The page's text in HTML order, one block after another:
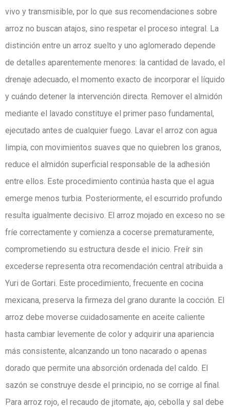
vivo y transmisible, por lo que sus recomendaciones sobre
arroz no buscan atajos, sino respetar el proceso integral. La
distinción entre un arroz suelto y uno aglomerado depende
de detalles aparentemente menores: la cantidad de lavado, el
drenaje adecuado, el momento exacto de incorporar el líquido
y cuándo detener la intervención directa. Remover el almidón
mediante el lavado constituye el primer paso fundamental,
ejecutado antes de cualquier fuego. Lavar el arroz con agua
limpia, con movimientos suaves que no quiebren los granos,
reduce el almidón superficial responsable de la adhesión
entre ellos. Este procedimiento continúa hasta que el agua
emerge menos turbia. Posteriormente, el escurrido profundo
resulta igualmente decisivo. El arroz mojado en exceso no se
fríe correctamente y comienza a cocerse prematuramente,
comprometiendo su estructura desde el inicio. Freír sin
excederse representa otra recomendación central atribuida a
Yuri de Gortari. Este procedimiento, frecuente en cocina
mexicana, preserva la firmeza del grano durante la cocción. El
arroz debe moverse cuidadosamente en aceite caliente
hasta cambiar levemente de color y adquirir una apariencia
más consistente, alcanzando un tono nacarado o apenas
dorado que permite una absorción ordenada del caldo. El
sazón se construye desde el principio, no se corrige al final.
Para arroz rojo, el recaudo de jitomate, ajo, cebolla y sal debe